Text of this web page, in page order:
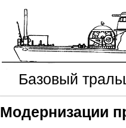
Базовый
Модернизации